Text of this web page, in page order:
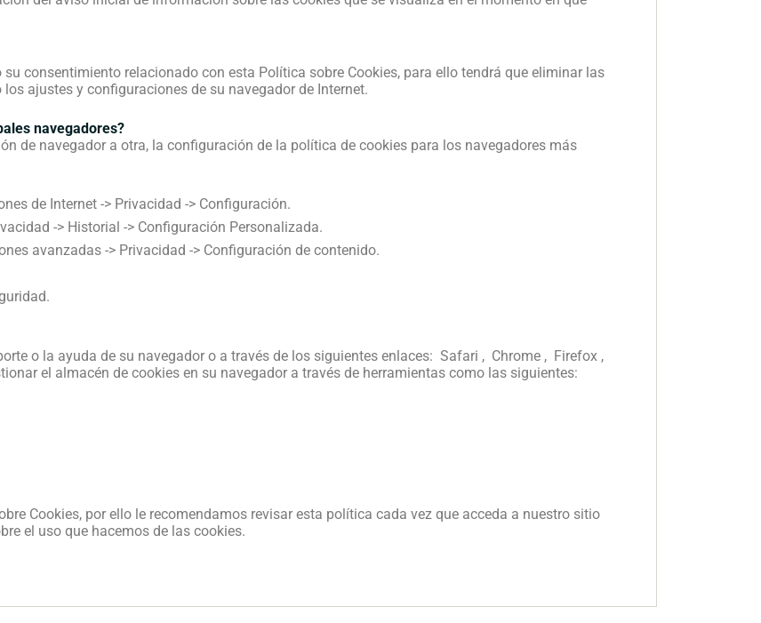
consentimiento relacionado con esta Política sobre Cookies, para ello tendrá que eliminar las
ajustes y configuraciones de su navegador de Internet.
navegadores?
de navegador a otra, la configuración de la política de cookies para los navegadores más
de Internet -> Privacidad -> Configuración.
-> Historial -> Configuración Personalizada.
avanzadas -> Privacidad -> Configuración de contenido.
o la ayuda de su navegador o a través de los siguientes enlaces: Safari , Chrome , Firefox ,
el almacén de cookies en su navegador a través de herramientas como las siguientes:
Cookies, por ello le recomendamos revisar esta política cada vez que acceda a nuestro sitio
el uso que hacemos de las cookies.